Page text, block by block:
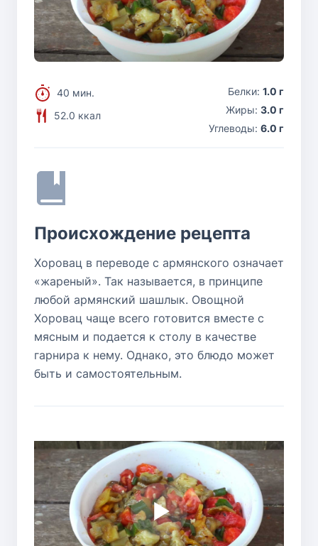
40 мин.
52.0 ккал
Белки: 1.0 г
Жиры: 3.0 г
Углеводы: 6.0 г
Происхождение рецепта
Хоровац в переводе с армянского означает
«жареный». Так называется, в принципе
любой армянский шашлык. Овощной
Хоровац чаще всего готовится вместе с
мясным и подается к столу в качестве
гарнира к нему. Однако, это блюдо может
быть и самостоятельным.